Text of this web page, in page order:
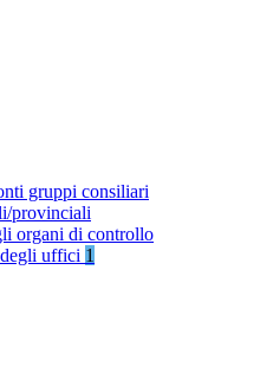
gruppi consiliari
provinciali
organi di controllo
uffici 1